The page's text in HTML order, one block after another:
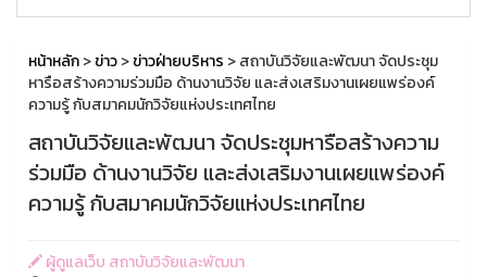
หน้าหลัก>ข่าว>ข่าวฝ่ายบริหาร > สถาบันวิจัยและพัฒนา จัดประชุม
หารือสร้างความร่วมมือ ด้านงานวิจัย และส่งเสริมงานเผยแพร่องค์
ความรู้ กับสมาคมนักวิจัยแห่งประเทศไทย
สถาบันวิจัยและพัฒนา จัดประชุมหารือสร้างความ
ร่วมมือ ด้านงานวิจัย และส่งเสริมงานเผยแพร่องค์
ความรู้ กับสมาคมนักวิจัยแห่งประเทศไทย
ผู้ดูแลเว็บ สถาบันวิจัยและพัฒนา